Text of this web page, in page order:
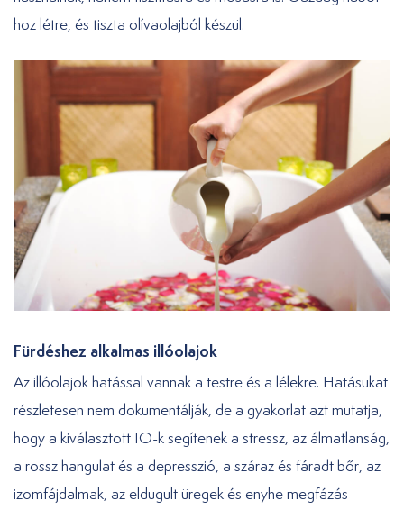
hoz létre, és tiszta olívaolajból készül.
Fürdéshez alkalmas illóolajok
Az illóolajok hatással vannak a testre és a lélekre. Hatásukat
részletesen nem dokumentálják, de a gyakorlat azt mutatja,
hogy a kiválasztott IO-k segítenek a stressz, az álmatlanság,
a rossz hangulat és a depresszió, a száraz és fáradt bőr, az
izomfájdalmak, az eldugult üregek és enyhe megfázás